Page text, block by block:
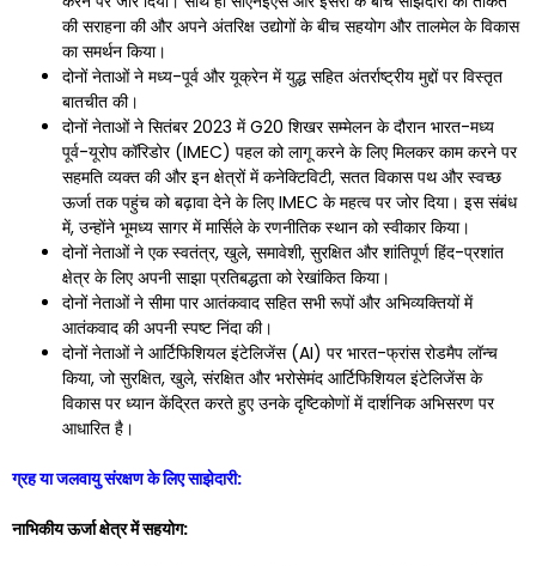
की सराहना की और अपने अंतरिक्ष उद्योगों के बीच सहयोग और तालमेल के विकास
का समर्थन किया।
दोनों नेताओं ने मध्य-पूर्व और यूक्रेन में युद्ध सहित अंतर्राष्ट्रीय मुद्दों पर विस्तृत
बातचीत की।
दोनों नेताओं ने सितंबर 2023 में G20 शिखर सम्मेलन के दौरान भारत-मध्य
पूर्व-यूरोप कॉरिडोर (IMEC) पहल को लागू करने के लिए मिलकर काम करने पर
सहमति व्यक्त की और इन क्षेत्रों में कनेक्टिविटी, सतत विकास पथ और स्वच्छ
ऊर्जा तक पहुंच को बढ़ावा देने के लिए IMEC के महत्व पर जोर दिया। इस संबंध
में, उन्होंने भूमध्य सागर में मार्सिले के रणनीतिक स्थान को स्वीकार किया।
दोनों नेताओं ने एक स्वतंत्र, खुले, समावेशी, सुरक्षित और शांतिपूर्ण हिंद-प्रशांत
क्षेत्र के लिए अपनी साझा प्रतिबद्धता को रेखांकित किया।
दोनों नेताओं ने सीमा पार आतंकवाद सहित सभी रूपों और अभिव्यक्तियों में
आतंकवाद की अपनी स्पष्ट निंदा की।
दोनों नेताओं ने आर्टिफिशियल इंटेलिजेंस (AI) पर भारत-फ्रांस रोडमैप लॉन्च
किया, जो सुरक्षित, खुले, संरक्षित और भरोसेमंद आर्टिफिशियल इंटेलिजेंस के
विकास पर ध्यान केंद्रित करते हुए उनके दृष्टिकोणों में दार्शनिक अभिसरण पर
आधारित है।
ग्रह या जलवायु संरक्षण के लिए साझेदारी:
नाभिकीय ऊर्जा क्षेत्र में सहयोग: